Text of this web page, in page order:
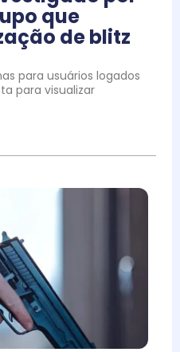
que
de blitz
para usuários logados
para visualizar